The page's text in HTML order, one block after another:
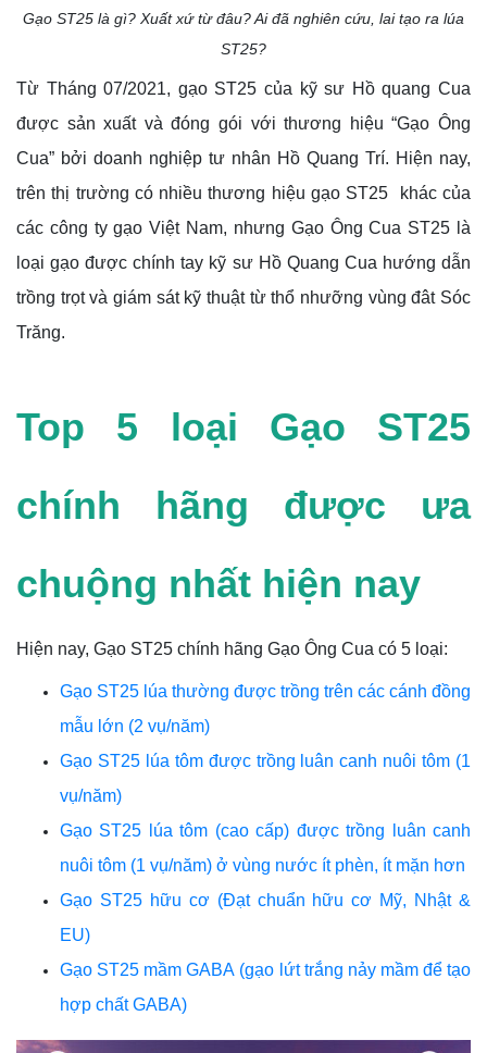
Gạo ST25 là gì? Xuất xứ từ đâu? Ai đã nghiên cứu, lai tạo ra lúa
ST25?
Từ Tháng 07/2021, gạo ST25 của kỹ sư Hồ quang Cua
được sản xuất và đóng gói với thương hiệu “Gạo Ông
Cua” bởi doanh nghiệp tư nhân Hồ Quang Trí. Hiện nay,
trên thị trường có nhiều thương hiệu gạo ST25 khác của
các công ty gạo Việt Nam, nhưng Gạo Ông Cua ST25 là
loại gạo được chính tay kỹ sư Hồ Quang Cua hướng dẫn
trồng trọt và giám sát kỹ thuật từ thổ nhưỡng vùng đât Sóc
Trăng.
Top 5 loại Gạo ST25
chính hãng được ưa
chuộng nhất hiện nay
Hiện nay, Gạo ST25 chính hãng Gạo Ông Cua có 5 loại:
Gạo ST25 lúa thường được trồng trên các cánh đồng
mẫu lớn (2 vụ/năm)
Gạo ST25 lúa tôm được trồng luân canh nuôi tôm (1
vụ/năm)
Gạo ST25 lúa tôm (cao cấp) được trồng luân canh
nuôi tôm (1 vụ/năm) ở vùng nước ít phèn, ít mặn hơn
Gạo ST25 hữu cơ (Đạt chuẩn hữu cơ Mỹ, Nhật &
EU)
Gạo ST25 mầm GABA (gạo lứt trắng nảy mầm để tạo
hợp chất GABA)